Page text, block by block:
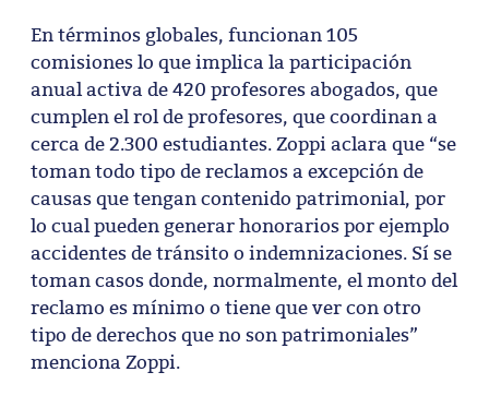
En términos globales, funcionan 105
comisiones lo que implica la participación
anual activa de 420 profesores abogados, que
cumplen el rol de profesores, que coordinan a
cerca de 2.300 estudiantes. Zoppi aclara que “se
toman todo tipo de reclamos a excepción de
causas que tengan contenido patrimonial, por
lo cual pueden generar honorarios por ejemplo
accidentes de tránsito o indemnizaciones. Sí se
toman casos donde, normalmente, el monto del
reclamo es mínimo o tiene que ver con otro
tipo de derechos que no son patrimoniales”
menciona Zoppi.